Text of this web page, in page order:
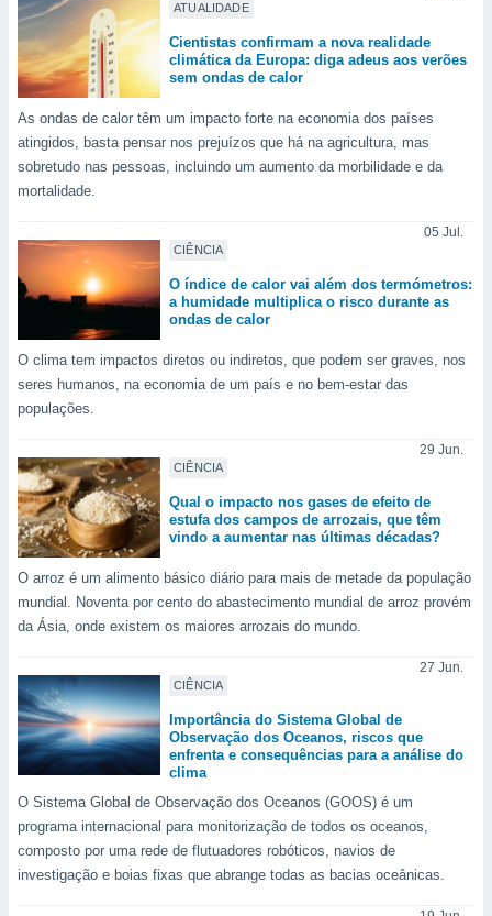
nós e
únicos
para
e
este sitio
IP e
de
possam
tal,
seu
ou opor-
qualquer
na
o
de
ou aceder
num
ATUALIDADE
Cientistas confirmam a nova realidade
climática da Europa: diga adeus aos verões
sem ondas de calor
As ondas de calor têm um impacto forte na economia dos países
atingidos, basta pensar nos prejuízos que há na agricultura, mas
sobretudo nas pessoas, incluindo um aumento da morbilidade e da
mortalidade.
CIÊNCIA
05 Jul.
O índice de calor vai além dos termómetros:
a humidade multiplica o risco durante as
ondas de calor
O clima tem impactos diretos ou indiretos, que podem ser graves, nos
seres humanos, na economia de um país e no bem-estar das
populações.
CIÊNCIA
29 Jun.
Qual o impacto nos gases de efeito de
estufa dos campos de arrozais, que têm
vindo a aumentar nas últimas décadas?
O arroz é um alimento básico diário para mais de metade da população
mundial. Noventa por cento do abastecimento mundial de arroz provém
da Ásia, onde existem os maiores arrozais do mundo.
CIÊNCIA
27 Jun.
Importância do Sistema Global de
Observação dos Oceanos, riscos que
enfrenta e consequências para a análise do
clima
O Sistema Global de Observação dos Oceanos (GOOS) é um
programa internacional para monitorização de todos os oceanos,
composto por uma rede de flutuadores robóticos, navios de
investigação e boias fixas que abrange todas as bacias oceânicas.